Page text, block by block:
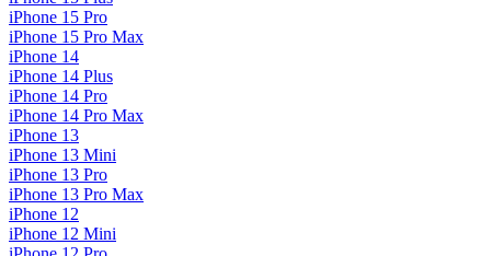
iPhone 15 Pro
iPhone 15 Pro Max
iPhone 14
iPhone 14 Plus
iPhone 14 Pro
iPhone 14 Pro Max
iPhone 13
iPhone 13 Mini
iPhone 13 Pro
iPhone 13 Pro Max
iPhone 12
iPhone 12 Mini